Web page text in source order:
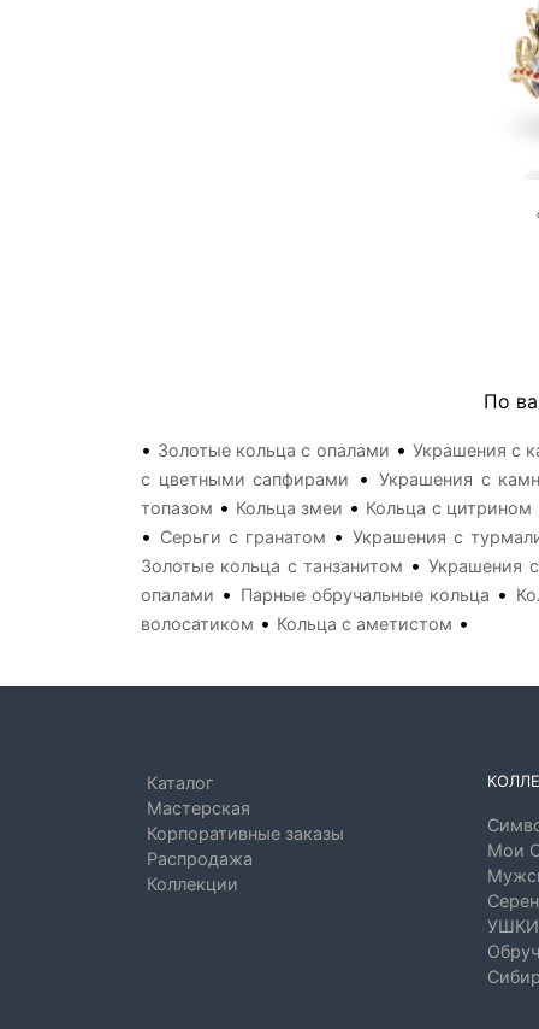
По
• Золотые кольца с опалами • Украшения с
с цветными сапфирами
• Украшения с
топазом • Кольца змеи • Кольца с цитрином
• Серьги с гранатом •Украшения с
Золотые кольца с танзанитом •Украшения
опалами • Парные обручальные кольца •
волосатиком • Кольца с аметистом •
Каталог
Мастерская
Корпоративные заказы
Распродажа
Коллекции
Мои